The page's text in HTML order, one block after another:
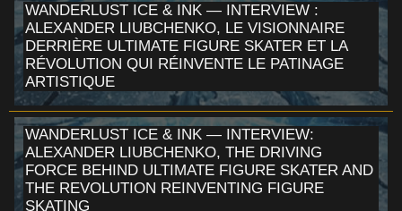
WANDERLUST ICE & INK — INTERVIEW :
ALEXANDER LIUBCHENKO, LE VISIONNAIRE
DERRIÈRE ULTIMATE FIGURE SKATER ET LA
RÉVOLUTION QUI RÉINVENTE LE PATINAGE
ARTISTIQUE
WANDERLUST ICE & INK — INTERVIEW:
ALEXANDER LIUBCHENKO, THE DRIVING
FORCE BEHIND ULTIMATE FIGURE SKATER AND
THE REVOLUTION REINVENTING FIGURE
SKATING